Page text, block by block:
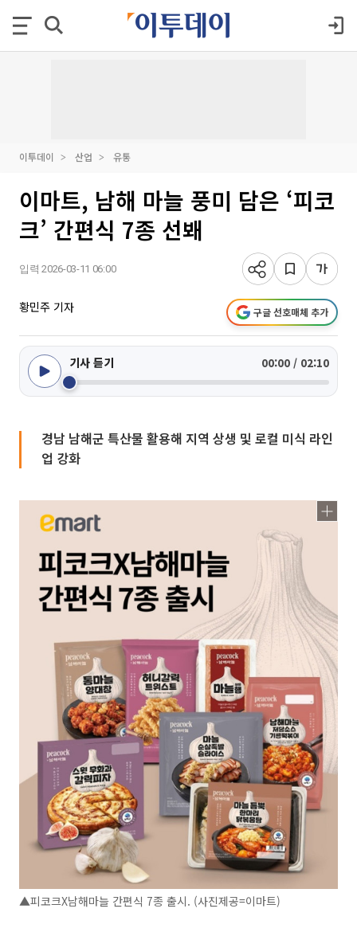
이투데이 산업 유통
이마트, 남해 마늘 풍미 담은 ‘피코
크’ 간편식 7종 선봬
입력 2026-03-11 06:00
황민주 기자 구글 선호매체 추가
기사 듣기 00:00 / 02:10
경남 남해군 특산물 활용해 지역 상생 및 로컬 미식 라인
업 강화
▲피코크X남해마늘 간편식 7종 출시. (사진제공=이마트)